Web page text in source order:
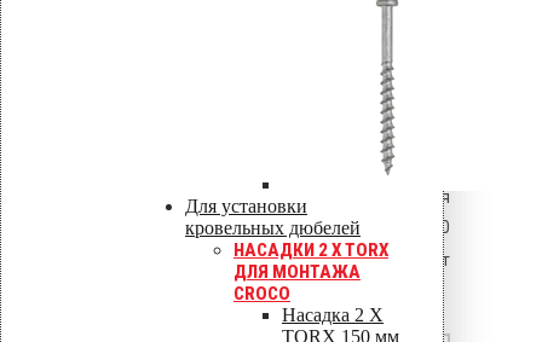
Для установки
кровельных дюбелей
НАСАДКИ 2 X TORX
ДЛЯ МОНТАЖА
CROCO
Насадка 2 X
TORX 150 мм
— расчётное
сопротивление алюминия (для
АМг2: Ry= 60 МПа при t = 1,5–3,0
мм), γc= 0,9 — коэффициент
условий работы.